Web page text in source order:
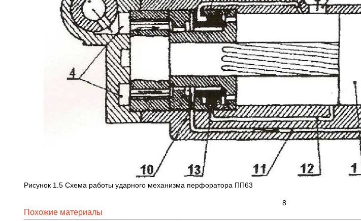
Рисунок 1.5 Схема работы ударного механизма перфоратора ПП63
8
Похожие материалы